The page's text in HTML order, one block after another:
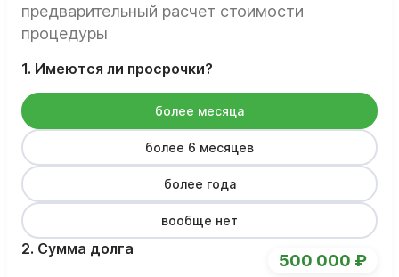
предварительный расчет стоимости
процедуры
1. Имеются ли просрочки?
более месяца
более 6 месяцев
более года
вообще нет
2. Сумма долга
500 000 ₽